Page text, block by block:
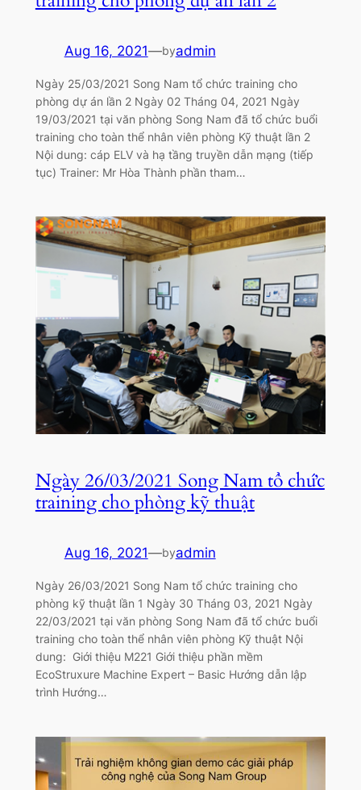
Aug 16, 2021—byadmin
Ngày 25/03/2021 Song Nam tổ chức training cho
phòng dự án lần 2 Ngày 02 Tháng 04, 2021 Ngày
19/03/2021 tại văn phòng Song Nam đã tổ chức buổi
training cho toàn thể nhân viên phòng Kỹ thuật lần 2
Nội dung: cáp ELV và hạ tầng truyền dẫn mạng (tiếp
tục) Trainer: Mr Hòa Thành phần tham…
Ngày 26/03/2021 Song Nam tổ chức
training cho phòng kỹ thuật
Aug 16, 2021—byadmin
Ngày 26/03/2021 Song Nam tổ chức training cho
phòng kỹ thuật lần 1 Ngày 30 Tháng 03, 2021 Ngày
22/03/2021 tại văn phòng Song Nam đã tổ chức buổi
training cho toàn thể nhân viên phòng Kỹ thuật Nội
dung: Giới thiệu M221 Giới thiệu phần mềm
EcoStruxure Machine Expert – Basic Hướng dẫn lập
trình Hướng…